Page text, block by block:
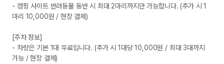
- 캠핑 사이트 반려동물 동반 시 최대 2마리까지만 가능합니다. (추가 시 1
마리 10,000원 / 현장 결제)
[주차 정보]
- 차량은 기본 1대 무료입니다. (추가 시 1대당 10,000원 / 최대 3대까지
가능 / 현장 결제)